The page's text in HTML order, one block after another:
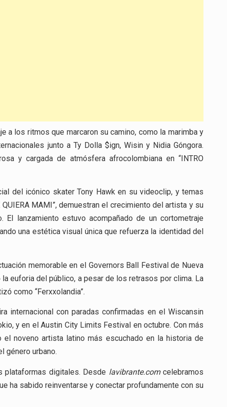
a los ritmos que marcaron su camino, como la marimba y
junto a Ty Dolla $ign, Wisin y Nidia Góngora.
y cargada de atmósfera afrocolombiana en “INTRO
del icónico skater Tony Hawk en su videoclip, y temas
QUIERA MAMI”, demuestran el crecimiento del artista y su
lanzamiento estuvo acompañado de un cortometraje
una estética visual única que refuerza la identidad del
memorable en el Governors Ball Festival de Nueva
euforia del público, a pesar de los retrasos por clima. La
como “Ferxxolandia”.
internacional con paradas confirmadas en el Wiscansin
y en el Austin City Limits Festival en octubre. Con más
noveno artista latino más escuchado en la historia de
género urbano.
digitales. Desde lavibrante.comcelebramos
ha sabido reinventarse y conectar profundamente con su